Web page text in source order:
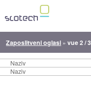
Zaposlitveni oglasi »vue 2 / 3
Naziv
Naziv